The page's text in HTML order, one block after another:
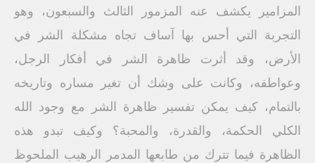
المزامير يكشف عنه المزمور الثالث والسبعون، وهو
التجربة التي أحس بها آساف تجاه مشكلة الشر في
الأرض، وقد أثرت ظاهرة الشر في أفكار الرجل،
وعواطفه، وكانت على وشك أن تغير مساره وتاريخه
بالتمام، كيف يمكن تفسير ظاهرة الشر مع وجود الله
الكلي الحكمة، والقدرة، والمحبة؟ وكيف تبدو هذه
الظاهرة فيما تترك من طابعها المدمر الرهيب الملحوظ